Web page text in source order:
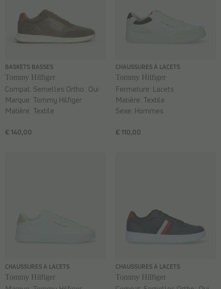
BASKETS BASSES
Tommy Hilfiger
€ 140,00
Compat. Semelles Ortho.: Oui
Marque: Tommy Hilfiger
Matière: Textile
CHAUSSURES À LACETS
Tommy Hilfiger
€ 110,00
Fermeture: Lacets
Matière: Textile
Sexe: Hommes
CHAUSSURES À LACETS
Tommy Hilfiger
CHAUSSURES À LACETS
Tommy Hilfiger